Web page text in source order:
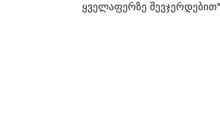
ყველაფერზე